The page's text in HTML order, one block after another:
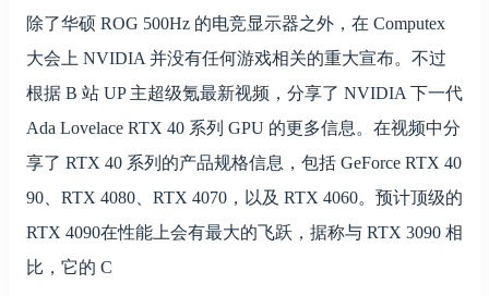
除了华硕 ROG 500Hz 的电竞显示器之外，在 Computex
大会上 NVIDIA 并没有任何游戏相关的重大宣布。不过
根据 B 站 UP 主超级氪最新视频，分享了 NVIDIA 下一代
Ada Lovelace RTX 40 系列 GPU 的更多信息。在视频中分
享了 RTX 40 系列的产品规格信息，包括 GeForce RTX 40
90、RTX 4080、RTX 4070，以及 RTX 4060。预计顶级的
RTX 4090在性能上会有最大的飞跃，据称与 RTX 3090 相
比，它的 C